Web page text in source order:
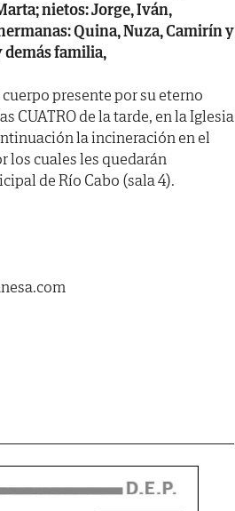
nietos: Jorge, Iván,
Quina, Nuza, Camirín y
demás familia,
presente por su eterno
CUATRO de la tarde, en la Iglesia
la incineración en el
los cuales les quedarán
de Río Cabo (sala 4).